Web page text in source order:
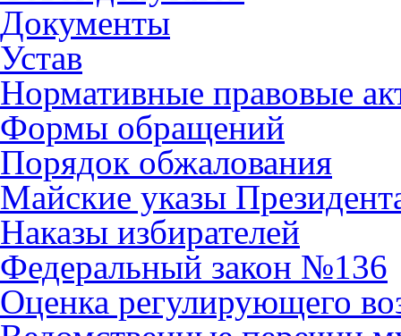
Документы
Устав
Нормативные правовые
Формы обращений
Порядок обжалования
Майские указы
Наказы избирателей
Федеральный закон №136
Оценка регулирующего